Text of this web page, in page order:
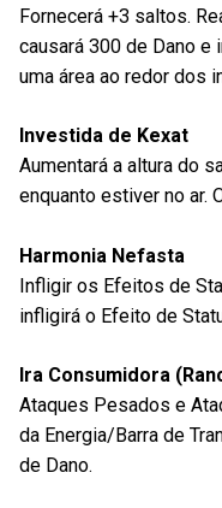
Fornecerá +3 saltos.
causará 300 de Dano
uma área ao redor dos
Investida de Kexat
Aumentará a altura do
enquanto estiver no ar.
Harmonia Nefasta
Infligir os Efeitos de
infligirá o Efeito de
Ira Consumidora
Ataques Pesados e
da Energia/Barra de
de Dano.